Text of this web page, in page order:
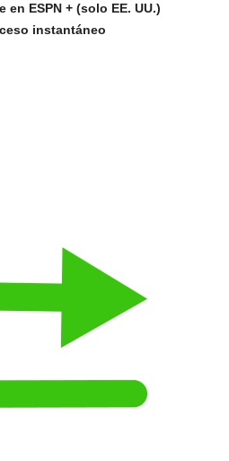
en ESPN + (solo EE. UU.)
instantáneo